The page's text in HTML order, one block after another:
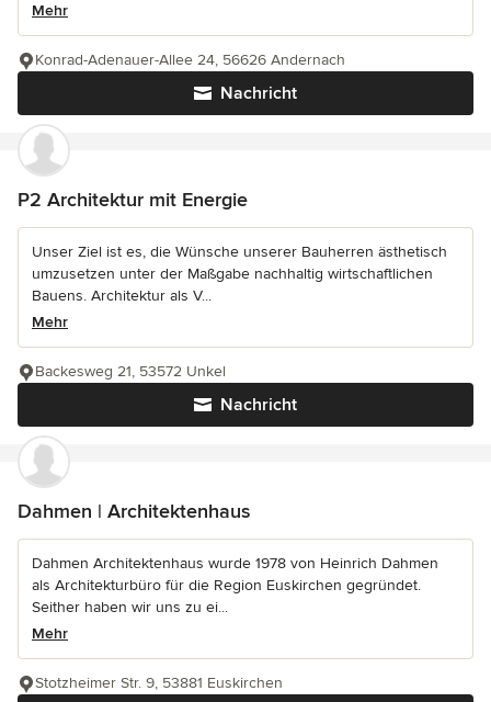
Mehr
Nachricht
Konrad-Adenauer-Allee 24, 56626 Andernach
P2 Architektur mit Energie
Unser Ziel ist es, die Wünsche unserer Bauherren ästhetisch
umzusetzen unter der Maßgabe nachhaltig wirtschaftlichen
Bauens. Architektur als V...
Mehr
Nachricht
Backesweg 21, 53572 Unkel
Dahmen | Architektenhaus
Dahmen Architektenhaus wurde 1978 von Heinrich Dahmen
als Architekturbüro für die Region Euskirchen gegründet.
Seither haben wir uns zu ei...
Mehr
Stotzheimer Str. 9, 53881 Euskirchen